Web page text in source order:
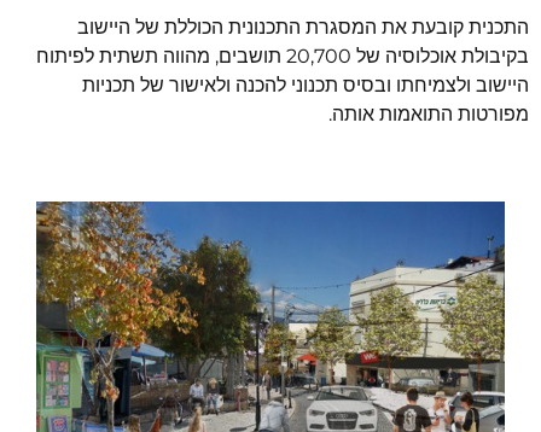
התכנית קובעת את המסגרת התכנונית הכוללת של היישוב
בקיבולת אוכלוסיה של 20,700 תושבים, מהווה תשתית לפיתוח
היישוב ולצמיחתו ובסיס תכנוני להכנה ולאישור של תכניות
מפורטות התואמות אותה.